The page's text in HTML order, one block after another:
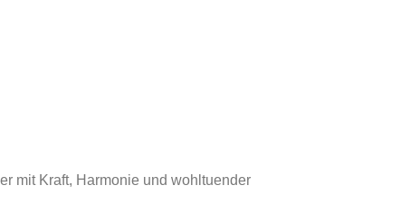
mit Kraft, Harmonie und wohltuender